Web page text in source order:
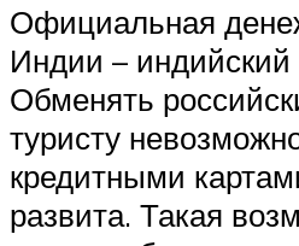
Официальная
Индии – индийский
Обменять
туристу
кредитными
развита. Такая